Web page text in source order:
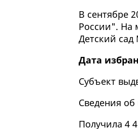
В сентябре
России". На
Детский
Дата
Субъект
Сведения
Получила 4